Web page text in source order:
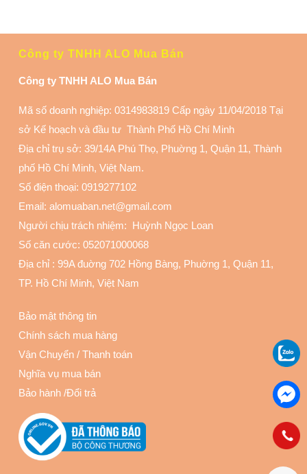
Công ty TNHH ALO Mua Bán
Công ty TNHH ALO Mua Bán
Mã số doanh nghiệp: 0314983819 Cấp ngày 11/04/2018 Tại
sở Kế hoạch và đầu tư Thành Phố Hồ Chí Minh
Địa chỉ trụ sở: 39/14A Phú Thọ, Phuờng 1, Quận 11, Thành
phố Hồ Chí Minh, Việt Nam.
Số điện thoại: 0919277102
Email: alomuaban.net@gmail.com
Người chịu trách nhiệm: Huỳnh Ngọc Loan
Số căn cước: 052071000068
Địa chỉ : 99A đuờng 702 Hồng Bàng, Phuờng 1, Quận 11,
TP. Hồ Chí Minh, Việt Nam
Bảo mật thông tin
Chính sách mua hàng
Vận Chuyển / Thanh toán
Nghĩa vụ mua bán
Bảo hành /Đổi trả